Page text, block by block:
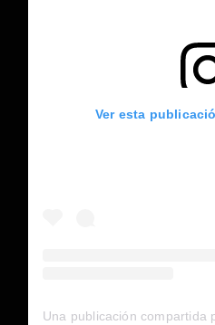
Ver esta